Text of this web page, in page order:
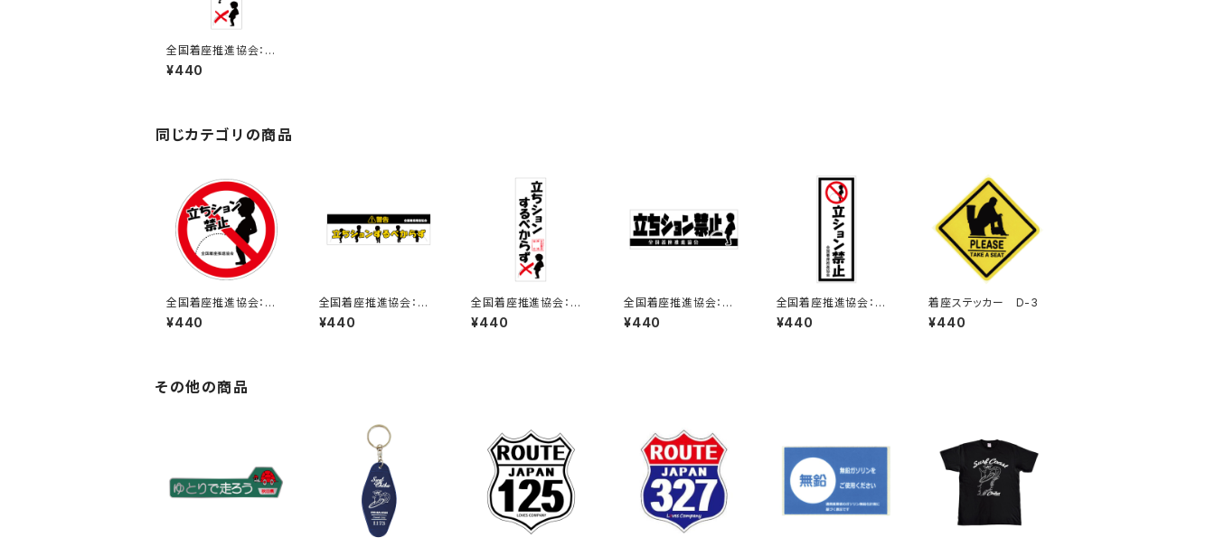
全国着座推進協会：立
ちション禁止！ステッカ
ー 9B
¥440
同じカテゴリの商品
全国着座推進協会：立
ちション禁止ステッカー
7A
¥440
全国着座推進協会：立
ちションするべからずス
テッカー 1B
¥440
全国着座推進協会：立
ちションするべからずス
テッカー 7B
¥440
全国着座推進協会：立
ちション禁止ステッカー
6C
¥440
全国着座推進協会：立
ちション禁止ステッカー
11C
¥440
着座ステッカー D-3
¥440
その他の商品